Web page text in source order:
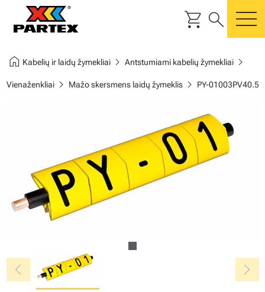
shopping_cart search
home Kabelių ir laidų žymekliaichevron_right Antstumiami kabelių žymekliaichevron_right
Vienaženkliaichevron_right Mažo skersmens laidų žymeklischevron_right PY-01003PV40.5
chevron_left chevron_right